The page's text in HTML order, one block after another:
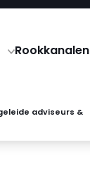
Rookkanalen
adviseurs &